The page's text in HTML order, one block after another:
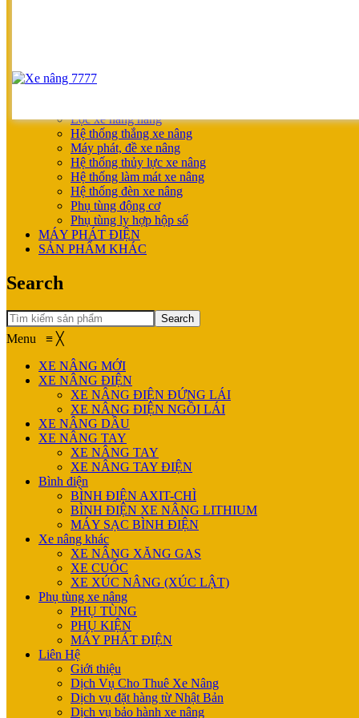
XE NÂNG TAY ĐIỆN
Lọc xe nâng hàng
Hệ thống thắng xe nâng
Máy phát, đề xe nâng
Hệ thống thủy lực xe nâng
Hệ thống làm mát xe nâng
Hệ thống đèn xe nâng
Phụ tùng động cơ
Phụ tùng ly hợp hộp số
MÁY PHÁT ĐIỆN
SẢN PHẨM KHÁC
Search
Search
Menu ≡ ╳
XE NÂNG MỚI
XE NÂNG ĐIỆN
XE NÂNG ĐIỆN ĐỨNG LÁI
XE NÂNG ĐIỆN NGỒI LÁI
XE NÂNG DẦU
XE NÂNG TAY
XE NÂNG TAY
XE NÂNG TAY ĐIỆN
Bình điện
BÌNH ĐIỆN AXIT-CHÌ
BÌNH ĐIỆN XE NÂNG LITHIUM
MÁY SẠC BÌNH ĐIỆN
Xe nâng khác
XE NÂNG XĂNG GAS
XE CUỐC
XE XÚC NÂNG (XÚC LẬT)
Phụ tùng xe nâng
PHỤ TÙNG
PHỤ KIỆN
MÁY PHÁT ĐIỆN
Liên Hệ
Giới thiệu
Dịch Vụ Cho Thuê Xe Nâng
Dịch vụ đặt hàng từ Nhật Bản
Dịch vụ bảo hành xe nâng